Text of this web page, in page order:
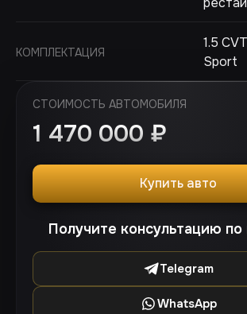
КОМПЛЕКТАЦИЯ
1.5
Sport
СТОИМОСТЬ АВТОМОБИЛЯ
1 470 000 ₽
Купить авто
Получите консультацию по
Telegram
WhatsApp